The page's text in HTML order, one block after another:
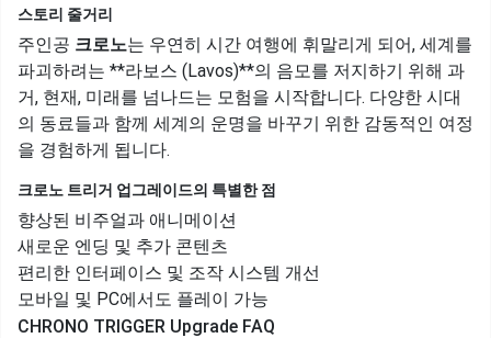
스토리 줄거리
주인공 크로노는 우연히 시간 여행에 휘말리게 되어, 세계를
파괴하려는 **라보스 (Lavos)**의 음모를 저지하기 위해 과
거, 현재, 미래를 넘나드는 모험을 시작합니다. 다양한 시대
의 동료들과 함께 세계의 운명을 바꾸기 위한 감동적인 여정
을 경험하게 됩니다.
크로노 트리거 업그레이드의 특별한 점
향상된 비주얼과 애니메이션
새로운 엔딩 및 추가 콘텐츠
편리한 인터페이스 및 조작 시스템 개선
모바일 및 PC에서도 플레이 가능
CHRONO TRIGGER Upgrade FAQ